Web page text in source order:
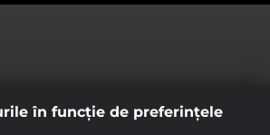
în funcţie de preferinţele